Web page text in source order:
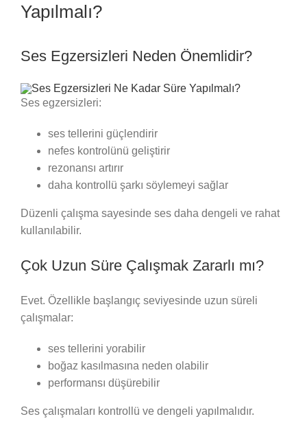
Yapılmalı?
Ses Egzersizleri Neden Önemlidir?
Ses egzersizleri:
ses tellerini güçlendirir
nefes kontrolünü geliştirir
rezonansı artırır
daha kontrollü şarkı söylemeyi sağlar
Düzenli çalışma sayesinde ses daha dengeli ve rahat
kullanılabilir.
Çok Uzun Süre Çalışmak Zararlı mı?
Evet. Özellikle başlangıç seviyesinde uzun süreli
çalışmalar:
ses tellerini yorabilir
boğaz kasılmasına neden olabilir
performansı düşürebilir
Ses çalışmaları kontrollü ve dengeli yapılmalıdır.